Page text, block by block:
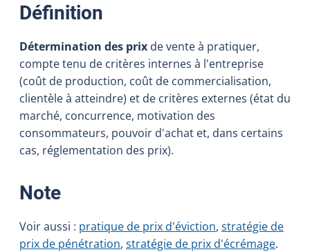
Définition
Détermination des prix de vente à pratiquer,
compte tenu de critères internes à l'entreprise
(coût de production, coût de commercialisation,
clientèle à atteindre) et de critères externes (état du
marché, concurrence, motivation des
consommateurs, pouvoir d'achat et, dans certains
cas, réglementation des prix).
Note:
Voir aussi : pratique de prix d'éviction, stratégie de
prix de pénétration, stratégie de prix d'écrémage.